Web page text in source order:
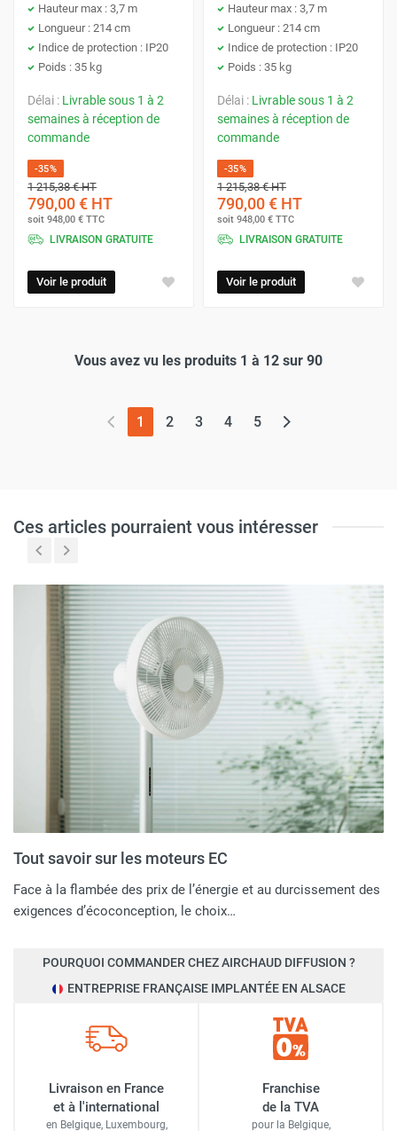
Hauteur max : 3,7 m
Longueur : 214 cm
Indice de protection : IP20
Poids : 35 kg
Délai : Livrable sous 1 à 2
semaines à réception de
commande
-35%
1 215,38 €HT
790,00 € HT
soit 948,00 € TTC
LIVRAISON GRATUITE
Voir le produit
Hauteur max : 3,7 m
Longueur : 214 cm
Indice de protection : IP20
Poids : 35 kg
Délai : Livrable sous 1 à 2
semaines à réception de
commande
-35%
1 215,38 €HT
790,00 € HT
soit 948,00 € TTC
LIVRAISON GRATUITE
Voir le produit
Vous avez vu les produits 1 à 12 sur 90
1 (page actuelle)
2 3 4 5
Ces articles pourraient vous intéresser
Tout savoir sur les moteurs EC
Face à la flambée des prix de l’énergie et au durcissement des
exigences d’écoconception, le choix…
POURQUOI COMMANDER CHEZ AIRCHAUD DIFFUSION ?
ENTREPRISE FRANÇAISE IMPLANTÉE EN ALSACE
Livraison en France
et à l'international
en Belgique, Luxembourg,
Franchise
de la TVA
pour la Belgique,